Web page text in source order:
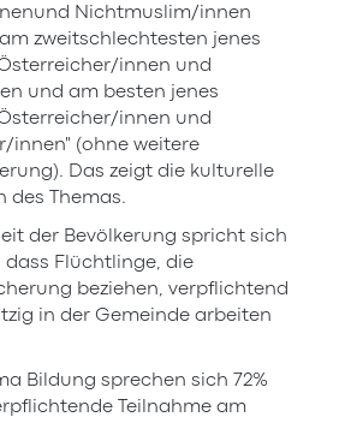
Nichtmuslim/innen
am zweitschlechtesten jenes
Österreicher/innen und
und am besten jenes
Österreicher/innen und
innen" (ohne weitere
Das zeigt die kulturelle
des Themas.
der Bevölkerung spricht sich
dass Flüchtlinge, die
beziehen, verpflichtend
in der Gemeinde arbeiten
Bildung sprechen sich 72%
Teilnahme am